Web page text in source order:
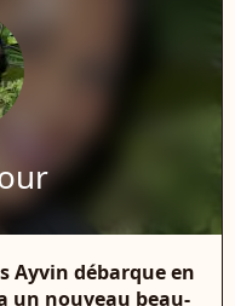
Ayvin débarque en
un nouveau beau-